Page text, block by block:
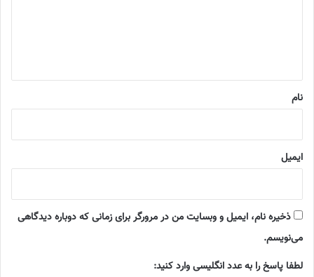
نام
ایمیل
ذخیره نام، ایمیل و وبسایت من در مرورگر برای زمانی که دوباره دیدگاهی
می‌نویسم.
لطفا پاسخ را به عدد انگلیسی وارد کنید: